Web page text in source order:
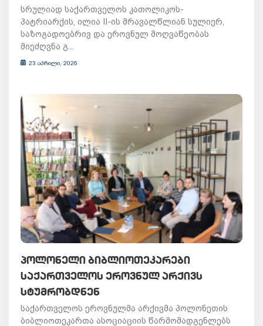
სრულიად საქართველოს კათოლიკოს-
პატრიარქის, ილია II-ის მრავალწლიან სულიერ,
საზოგადოებრივ და ეროვნულ მოღვაწეობას
მიეძღვნა გ...
23 აპრილი, 2026
ᲞᲝᲚᲝᲜᲔᲚᲘ ᲑᲘᲑᲚᲘᲝᲗᲔᲙᲐᲠᲔᲑᲘ
ᲡᲐᲥᲐᲠᲗᲕᲔᲚᲝᲡ ᲔᲠᲝᲕᲜᲣᲚ ᲐᲠᲥᲘᲕᲡ
ᲡᲢᲣᲛᲠᲝᲑᲓᲜᲔᲜ
საქართველოს ეროვნულმა არქივმა პოლონეთის
ბიბლიოთეკართა ასოციაციის წარმომადგენლებს